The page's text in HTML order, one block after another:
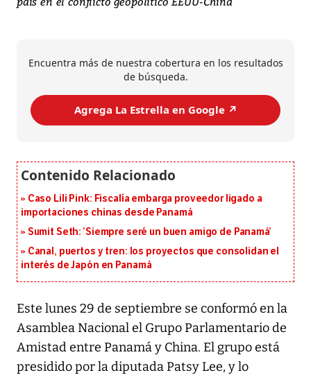
Encuentra más de nuestra cobertura en los resultados
de búsqueda.
Agrega La Estrella en Google ↗️
Caso Lili Pink: Fiscalía embarga proveedor ligado a
importaciones chinas desde Panamá
Sumit Seth: ‘Siempre seré un buen amigo de Panamá’
Canal, puertos y tren: los proyectos que consolidan el
interés de Japón en Panamá
Este lunes 29 de septiembre se conformó en la
Asamblea Nacional el Grupo Parlamentario de
Amistad entre Panamá y China. El grupo está
presidido por la diputada Patsy Lee, y lo